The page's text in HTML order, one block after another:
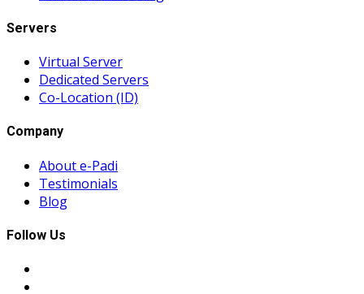
Servers
Virtual Server
Dedicated Servers
Co-Location (ID)
Company
About e-Padi
Testimonials
Blog
Follow Us